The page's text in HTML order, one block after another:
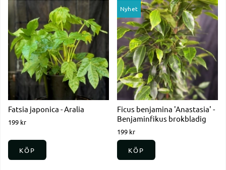
Fatsia japonica - Aralia
199 kr
KÖP
Nyhet
Ficus benjamina 'Anastasia' -
Benjaminfikus brokbladig
199 kr
KÖP